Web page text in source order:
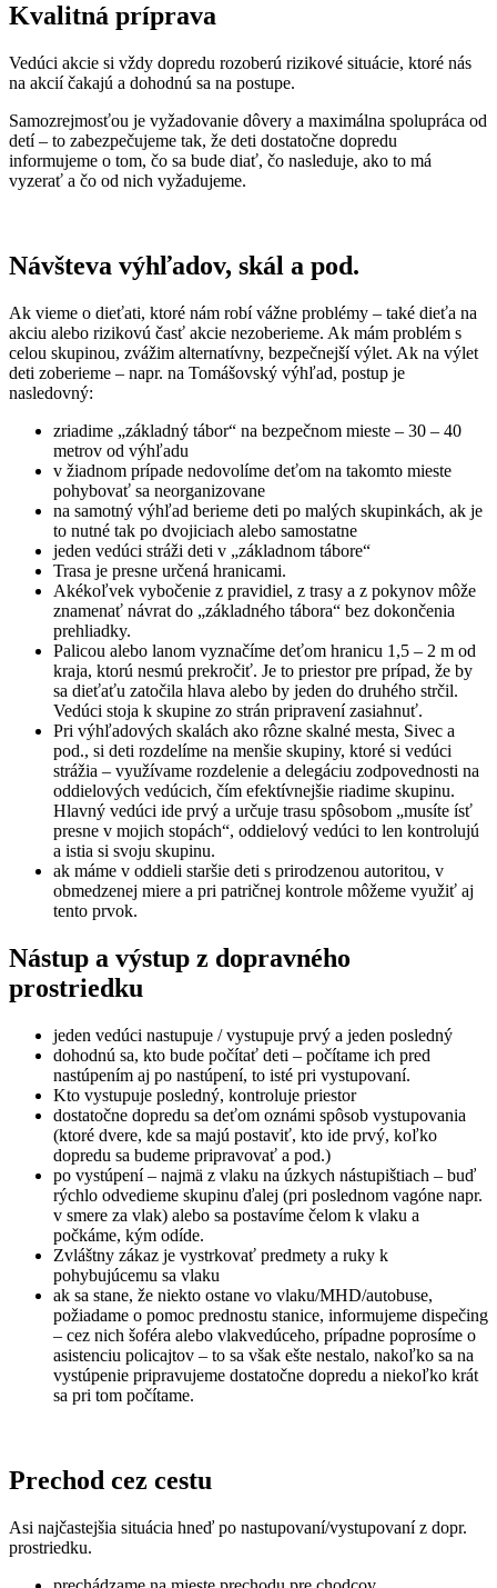
Kvalitná príprava
Vedúci akcie si vždy dopredu rozoberú rizikové situácie, ktoré nás
na akcií čakajú a dohodnú sa na postupe.
Samozrejmosťou je vyžadovanie dôvery a maximálna spolupráca od
detí – to zabezpečujeme tak, že deti dostatočne dopredu
informujeme o tom, čo sa bude diať, čo nasleduje, ako to má
vyzerať a čo od nich vyžadujeme.
Návšteva výhľadov, skál a pod.
Ak vieme o dieťati, ktoré nám robí vážne problémy – také dieťa na
akciu alebo rizikovú časť akcie nezoberieme. Ak mám problém s
celou skupinou, zvážim alternatívny, bezpečnejší výlet. Ak na výlet
deti zoberieme – napr. na Tomášovský výhľad, postup je
nasledovný:
zriadime „základný tábor“ na bezpečnom mieste – 30 – 40
metrov od výhľadu
v žiadnom prípade nedovolíme deťom na takomto mieste
pohybovať sa neorganizovane
na samotný výhľad berieme deti po malých skupinkách, ak je
to nutné tak po dvojiciach alebo samostatne
jeden vedúci stráži deti v „základnom tábore“
Trasa je presne určená hranicami.
Akékoľvek vybočenie z pravidiel, z trasy a z pokynov môže
znamenať návrat do „základného tábora“ bez dokončenia
prehliadky.
Palicou alebo lanom vyznačíme deťom hranicu 1,5 – 2 m od
kraja, ktorú nesmú prekročiť. Je to priestor pre prípad, že by
sa dieťaťu zatočila hlava alebo by jeden do druhého strčil.
Vedúci stoja k skupine zo strán pripravení zasiahnuť.
Pri výhľadových skalách ako rôzne skalné mesta, Sivec a
pod., si deti rozdelíme na menšie skupiny, ktoré si vedúci
strážia – využívame rozdelenie a delegáciu zodpovednosti na
oddielových vedúcich, čím efektívnejšie riadime skupinu.
Hlavný vedúci ide prvý a určuje trasu spôsobom „musíte ísť
presne v mojich stopách“, oddielový vedúci to len kontrolujú
a istia si svoju skupinu.
ak máme v oddieli staršie deti s prirodzenou autoritou, v
obmedzenej miere a pri patričnej kontrole môžeme využiť aj
tento prvok.
Nástup a výstup z dopravného
prostriedku
jeden vedúci nastupuje / vystupuje prvý a jeden posledný
dohodnú sa, kto bude počítať deti – počítame ich pred
nastúpením aj po nastúpení, to isté pri vystupovaní.
Kto vystupuje posledný, kontroluje priestor
dostatočne dopredu sa deťom oznámi spôsob vystupovania
(ktoré dvere, kde sa majú postaviť, kto ide prvý, koľko
dopredu sa budeme pripravovať a pod.)
po vystúpení – najmä z vlaku na úzkych nástupištiach – buď
rýchlo odvedieme skupinu ďalej (pri poslednom vagóne napr.
v smere za vlak) alebo sa postavíme čelom k vlaku a
počkáme, kým odíde.
Zvláštny zákaz je vystrkovať predmety a ruky k
pohybujúcemu sa vlaku
ak sa stane, že niekto ostane vo vlaku/MHD/autobuse,
požiadame o pomoc prednostu stanice, informujeme dispečing
– cez nich šoféra alebo vlakvedúceho, prípadne poprosíme o
asistenciu policajtov – to sa však ešte nestalo, nakoľko sa na
vystúpenie pripravujeme dostatočne dopredu a niekoľko krát
sa pri tom počítame.
Prechod cez cestu
Asi najčastejšia situácia hneď po nastupovaní/vystupovaní z dopr.
prostriedku.